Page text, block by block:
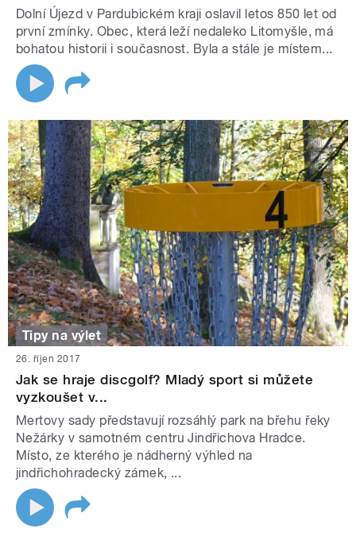
Dolní Újezd v Pardubickém kraji oslavil letos 850 let od
první zmínky. Obec, která leží nedaleko Litomyšle, má
bohatou historii i současnost. Byla a stále je místem...
Tipy na výlet
26. říjen 2017
Jak se hraje discgolf? Mladý sport si můžete
vyzkoušet v...
Mertovy sady představují rozsáhlý park na břehu řeky
Nežárky v samotném centru Jindřichova Hradce.
Místo, ze kterého je nádherný výhled na
jindřichohradecký zámek, ...